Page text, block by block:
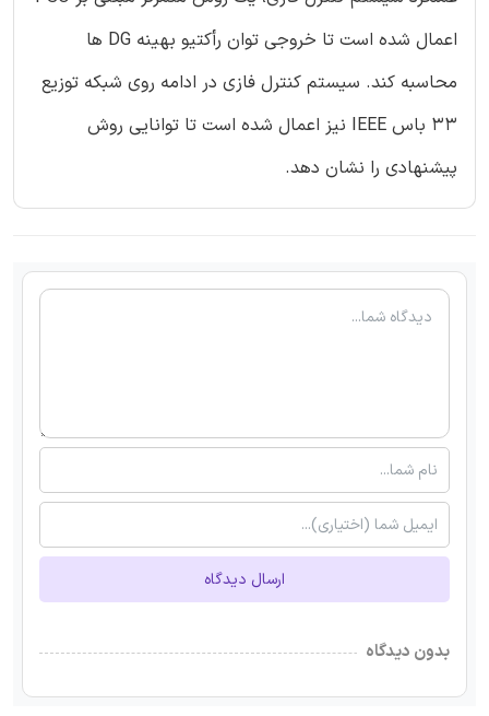
اعمال شده است تا خروجی توان رأکتیو بهینه DG ها
محاسبه کند. سیستم کنترل فازی در ادامه روی شبکه توزیع
33 باس IEEE نیز اعمال شده است تا توانایی روش
پیشنهادی را نشان دهد.
ارسال دیدگاه
بدون دیدگاه